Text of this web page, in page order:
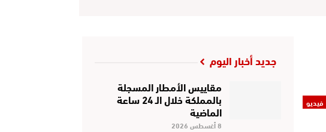
فيديو
جديد أخبار اليوم
مقاييس الأمطار المسجلة
بالمملكة خلال الـ 24 ساعة
الماضية
8 أغسطس 2026